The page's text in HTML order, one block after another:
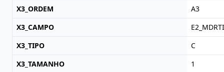
X3_ORDEM
A3
X3_CAMPO
X3_TIPO
C
X3_TAMANHO
1